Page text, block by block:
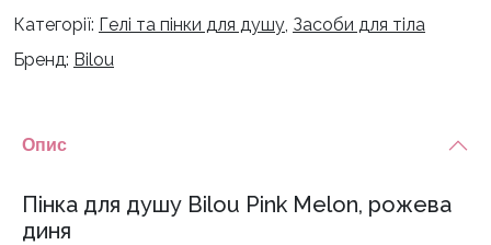
рожева
диня
Категорії: Гелі та пінки для душу, Засоби для тіла
Бренд: Bilou
Опис
Пінка для душу Bilou Pink Melon, рожева
диня